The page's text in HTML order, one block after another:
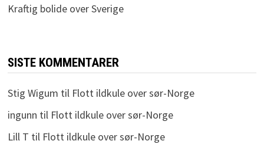
Kraftig bolide over Sverige
SISTE KOMMENTARER
Stig Wigum til Flott ildkule over sør-Norge
ingunn til Flott ildkule over sør-Norge
Lill T til Flott ildkule over sør-Norge